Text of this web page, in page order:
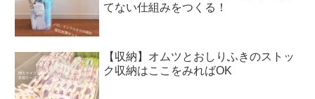
てない仕組みをつくる！
【収納】オムツとおしりふきのストッ
ク収納はここをみればOK